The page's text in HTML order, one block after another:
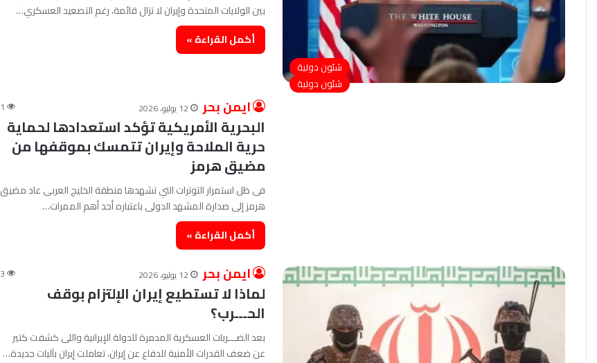
شئون دولية
بين الولايات المتحدة وإيران لا تزال قائمة، رغم التصعيد العسكري…
أكمل القراءة »
شئون دولية
ايمن بحر 12 يوليو، 2026 1
البحرية الأمريكية تؤكد استعدادها لحماية
حرية الملاحة وإيران تتمسك بموقفها من
مضيق هرمز
فى ظل استمرار التوترات التي تشهدها منطقة الخليج العربى عاد مضيق
هرمز إلى صدارة المشهد الدولى باعتباره أحد أهم الممرات…
أكمل القراءة »
ايمن بحر 12 يوليو، 2026 3
لماذا لا تستطيع إيران الإلتزام بوقف
الحـــرب؟
بعد الضـــربات العسكرية المدمرة للدولة الإيرانية واللى كشفت كتير
عن ضعف القدرات الأمنية للدفاع عن إيران، تعاملت إيران بآليات جديدة…